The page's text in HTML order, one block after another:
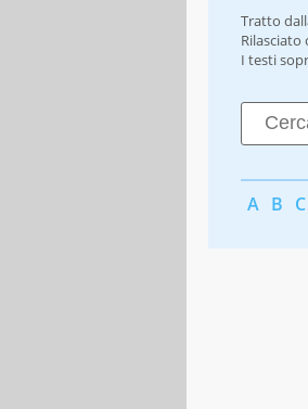
Tratto
Rilasciato
I testi
A B C